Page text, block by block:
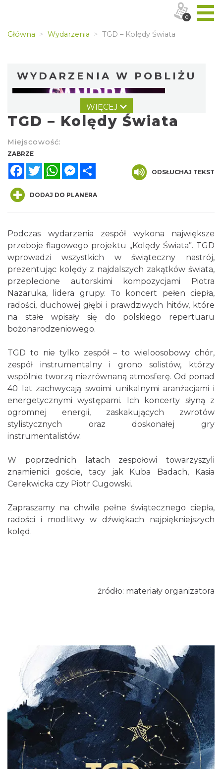
Główna Wydarzenia TGD – Kolędy Świata
WYDARZENIA W POBLIŻU
Koncert Sandry w Gliwicach
Gliwice
6.05 km
Silesia Memoriał Kamili Skolimowskiej
Chorzów
2026-08-23
12.70 km
Silesia Marathon 2026
Chorzów
2026-10-04
12.70 km
Fajer Festiwal 2026
Chorzów
12.70 km
2026-09-20
O zbożach, chlebie i ziołach
Chorzów
2026-08-23
12.70 km
WIĘCEJ
TGD – Kolędy Świata
Miejscowość:
ZABRZE
FacebookTwitterWhatsAppMessenger
ODSŁUCHAJ TEKST
DODAJ DO PLANERA
Podczas wydarzenia zespół wykona największe
przeboje flagowego projektu „Kolędy Świata”. TGD
wprowadzi wszystkich w świąteczny nastrój,
prezentując kolędy z najdalszych zakątków świata,
przeplecione autorskimi kompozycjami Piotra
Nazaruka, lidera grupy. To koncert pełen ciepła,
radości, duchowej głębi i prawdziwych hitów, które
na stałe wpisały się do polskiego repertuaru
bożonarodzeniowego.
TGD to nie tylko zespół – to wieloosobowy chór,
zespół instrumentalny i grono solistów, którzy
wspólnie tworzą niezrównaną atmosferę. Od ponad
40 lat zachwycają swoimi unikalnymi aranżacjami i
energetycznymi występami. Ich koncerty słyną z
ogromnej energii, zaskakujących zwrotów
stylistycznych oraz doskonałej gry
instrumentalistów.
W poprzednich latach zespołowi towarzyszyli
znamienici goście, tacy jak Kuba Badach, Kasia
Cerekwicka czy Piotr Cugowski.
Zapraszamy na chwile pełne świątecznego ciepła,
radości i modlitwy w dźwiękach najpiękniejszych
kolęd.
źródło: materiały organizatora
0